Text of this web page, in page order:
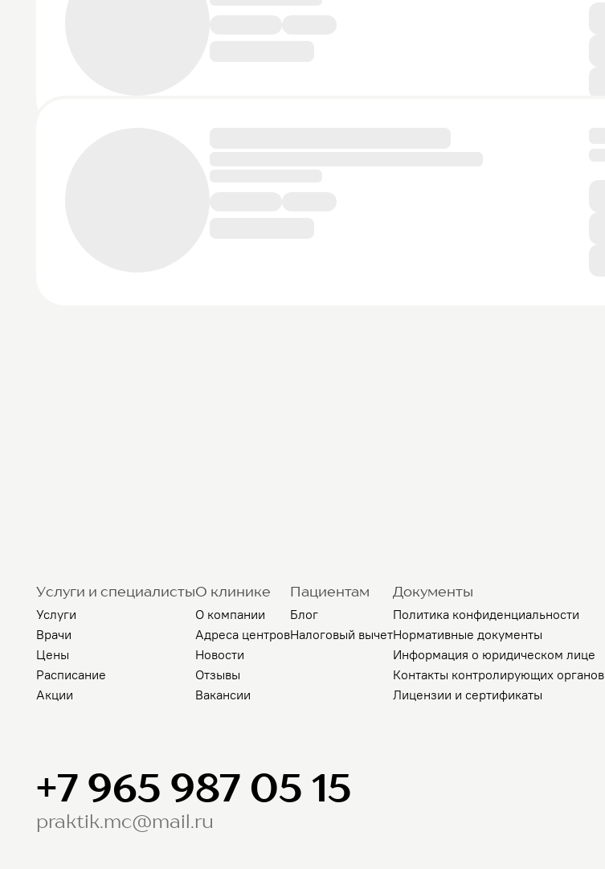
Услуги и специалисты
Услуги
Врачи
Цены
Расписание
Акции
О клинике
О компании
Адреса центров
Новости
Отзывы
Вакансии
Пациентам
Блог
Налоговый вычет
Документы
Политика конфиденциальности
Нормативные документы
Информация о юридическом лице
Контакты контролирующих органов
Лицензии и сертификаты
+7 965 987 05 15
praktik.mc@mail.ru